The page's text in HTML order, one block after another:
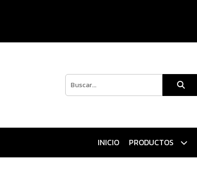
INICIO PRODUCTOS